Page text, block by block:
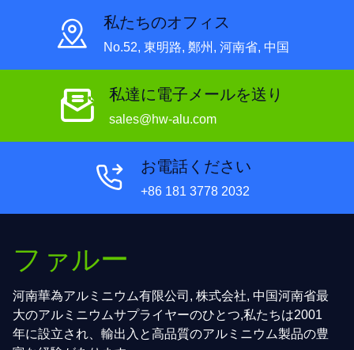
私たちのオフィス
No.52, 東明路, 鄭州, 河南省, 中国
私達に電子メールを送り
sales@hw-alu.com
お電話ください
+86 181 3778 2032
ファルー
河南華為アルミニウム有限公司, 株式会社, 中国河南省最
大のアルミニウムサプライヤーのひとつ,私たちは2001
年に設立され、輸出入と高品質のアルミニウム製品の豊